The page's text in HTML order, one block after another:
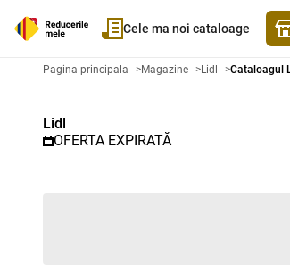
Cele ma noi cataloage
Catalog promoțional
Pagina principala >Magazine >Lidl >Cataloagul
Lidl
OFERTA EXPIRATĂ